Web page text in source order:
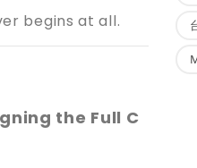
begins at all.
the Full C